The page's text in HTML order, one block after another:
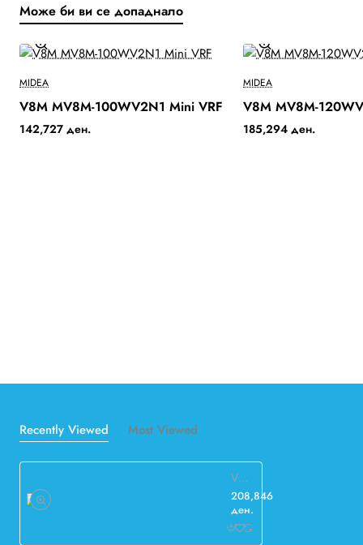
Може би ви се допаднало
Бесплатна Достава
MIDEA
V8M MV8M-100WV2N1 Mini VRF
142,727 ден.
MIDEA
V8M MV8M-
185,294 ден.
Recently Viewed Most Viewed
V8M MV8M-140WV2RN1 Mini VRF
208,846
ден.